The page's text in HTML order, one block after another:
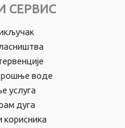
СЕРВИС
воде
услуга
дуга
корисника